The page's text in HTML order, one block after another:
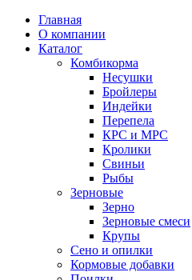
Главная
О компании
Каталог
Комбикорма
Несушки
Бройлеры
Индейки
Перепела
КРС и МРС
Кролики
Свиньи
Рыбы
Зерновые
Зерно
Зерновые смеси
Крупы
Сено и опилки
Кормовые добавки